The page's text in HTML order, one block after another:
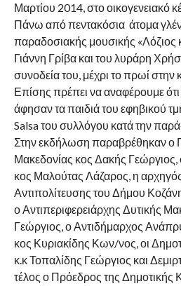
Μαρτίου 2014, στο οικογενειακό
Πάνω από πεντακόσια άτομα
παραδοσιακής μουσικής «Λόζιος
Γιάννη Γρίβα και του λυράρη
συνοδεία του, μέχρι το πρωί στην
Επίσης πρέπει να αναφέρουμε
άφησαν τα παιδιά του εφηβικού
Salsa του συλλόγου κατά την
Στην εκδήλωση παραβρέθηκαν ο
Μακεδονίας κος Δακής
κος Μαλούτας Λάζαρος, η
Αντιπολίτευσης του Δήμου
ο Αντιπεριφερειάρχης Δυτικής
Γεώργιος, ο Αντιδήμαρχος
κος Κυριακίδης Κων/νος, οι
κ.κ Τοπαλίδης Γεώργιος και
τέλος ο Πρόεδρος της Δημοτικής